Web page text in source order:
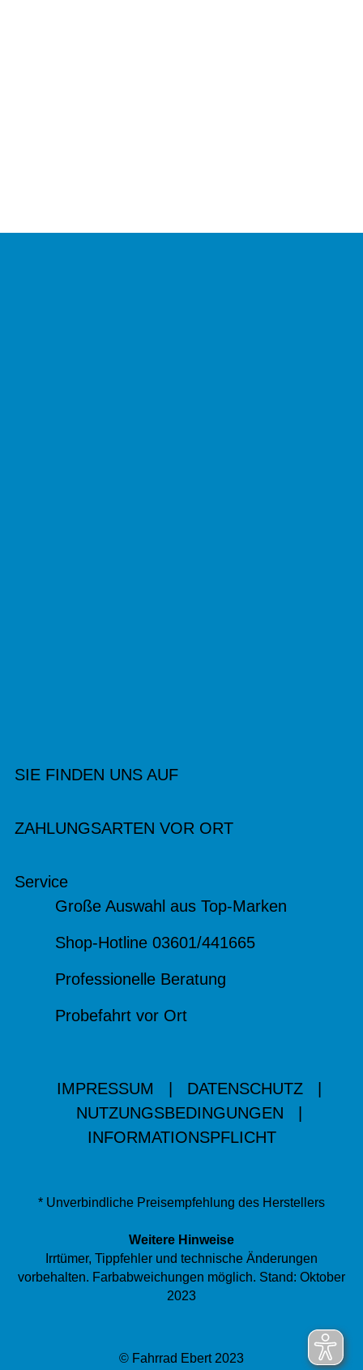
SIE FINDEN UNS AUF
ZAHLUNGSARTEN VOR ORT
Service
Große Auswahl aus Top-Marken
Shop-Hotline 03601/441665
Professionelle Beratung
Probefahrt vor Ort
IMPRESSUM DATENSCHUTZ
NUTZUNGSBEDINGUNGEN
INFORMATIONSPFLICHT
* Unverbindliche Preisempfehlung des Herstellers
Weitere Hinweise
Irrtümer, Tippfehler und technische Änderungen
vorbehalten. Farbabweichungen möglich. Stand: Oktober
2023
© Fahrrad Ebert 2023